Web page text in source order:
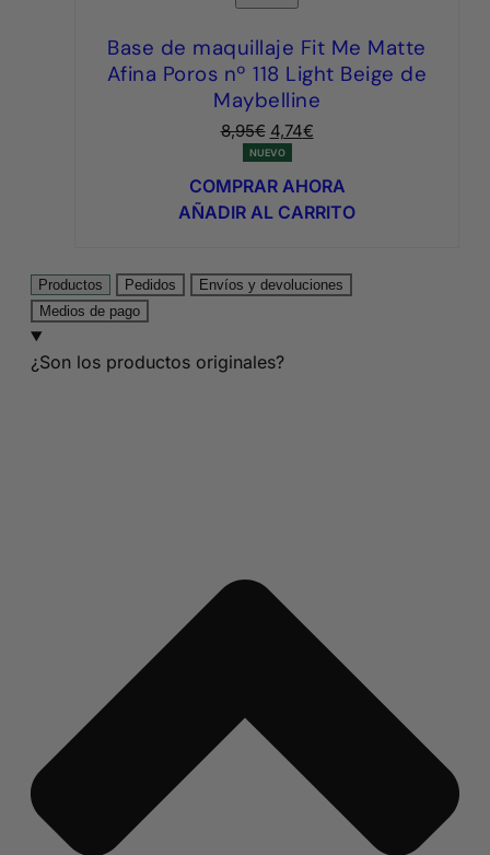
Base de maquillaje Fit Me Matte
Afina Poros nº 118 Light Beige de
Maybelline
8,95€ El
precio
original
era:
8,95€.
4,74€El
actual
es:
4,74€.
NUEVO
COMPRAR AHORA
AÑADIR AL CARRITO
Productos Pedidos
Envíos y devoluciones
Medios de pago
¿Son los productos originales?